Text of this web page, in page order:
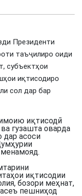
Президенти
таъҷилиро оиди
субъектҳои
иқтисодиро
сол дар бар
иқтисодӣ
гузашта оварда
дар асоси
иқтисодии
бозори меҳнат,
пешниҳод